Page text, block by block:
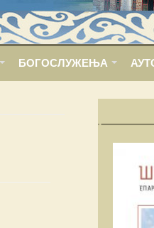
БОГОСЛУЖЕЊА